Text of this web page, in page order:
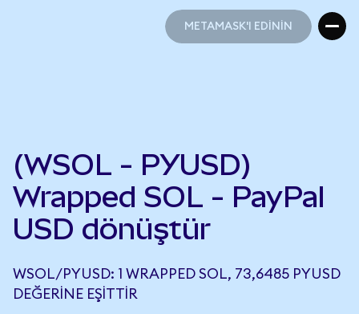
METAMASK'I EDİNİN
(WSOL - PYUSD)
Wrapped SOL - PayPal
USD dönüştür
WSOL/PYUSD: 1 WRAPPED SOL, 73,6485 PYUSD
DEĞERINE EŞITTIR